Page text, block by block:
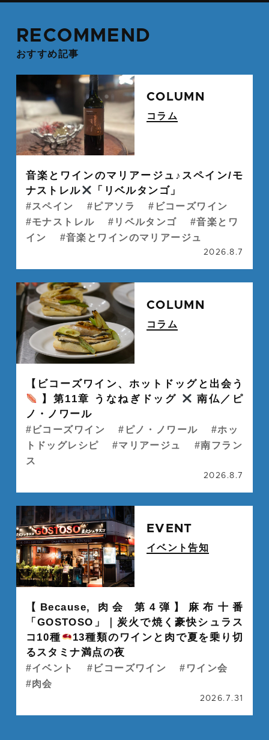
RECOMMEND
おすすめ記事
COLUMN
コラム
音楽とワインのマリアージュ♪スペイン/モ
ナストレル
「リベルタンゴ」
スペイン ピアソラ
ビコーズワイン
モナストレル
リベルタンゴ
音楽とワ
イン
音楽とワインのマリアージュ
2026.8.7
COLUMN
コラム
【ビコーズワイン、ホットドッグと出会う
】第11章 うなねぎドッグ
南仏／ピ
ノ・ノワール
ビコーズワイン ピノ・ノワール
ホッ
トドッグレシピ
マリアージュ
南フラン
ス
2026.8.7
EVENT
イベント告知
【Because, 肉会 第4弾】麻布十番
「GOSTOSO」｜炭火で焼く豪快シュラス
コ10種
13種類のワインと肉で夏を乗り切
るスタミナ満点の夜
イベント ビコーズワイン
ワイン会
肉会
2026.7.31